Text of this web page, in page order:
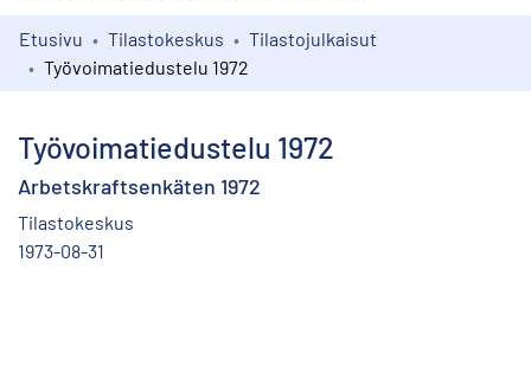
Kokoelmat
Etusivu Tilastokeskus
Tilastojulkaisut
Työvoimatiedustelu 1972
Työvoimatiedustelu 1972
Arbetskraftsenkäten 1972
Tilastokeskus
1973-08-31